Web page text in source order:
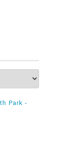
Park -